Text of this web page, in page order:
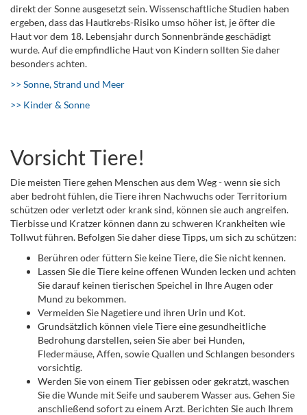
direkt der Sonne ausgesetzt sein. Wissenschaftliche Studien haben
ergeben, dass das Hautkrebs-Risiko umso höher ist, je öfter die
Haut vor dem 18. Lebensjahr durch Sonnenbrände geschädigt
wurde. Auf die empfindliche Haut von Kindern sollten Sie daher
besonders achten.
>> Sonne, Strand und Meer
>> Kinder & Sonne
Vorsicht Tiere!
Die meisten Tiere gehen Menschen aus dem Weg - wenn sie sich
aber bedroht fühlen, die Tiere ihren Nachwuchs oder Territorium
schützen oder verletzt oder krank sind, können sie auch angreifen.
Tierbisse und Kratzer können dann zu schweren Krankheiten wie
Tollwut führen. Befolgen Sie daher diese Tipps, um sich zu schützen:
Berühren oder füttern Sie keine Tiere, die Sie nicht kennen.
Lassen Sie die Tiere keine offenen Wunden lecken und achten
Sie darauf keinen tierischen Speichel in Ihre Augen oder
Mund zu bekommen.
Vermeiden Sie Nagetiere und ihren Urin und Kot.
Grundsätzlich können viele Tiere eine gesundheitliche
Bedrohung darstellen, seien Sie aber bei Hunden,
Fledermäuse, Affen, sowie Quallen und Schlangen besonders
vorsichtig.
Werden Sie von einem Tier gebissen oder gekratzt, waschen
Sie die Wunde mit Seife und sauberem Wasser aus. Gehen Sie
anschließend sofort zu einem Arzt. Berichten Sie auch Ihrem